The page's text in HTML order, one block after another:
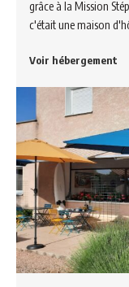
grâce à la Mission
c'était une maison
Voir hébergement